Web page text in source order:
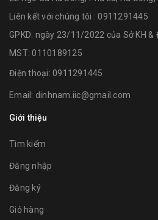
Liên kết với chúng tôi : 0911291445
GPKD: ngày 23/11/2022 của Sở KH &
MST: 0110189125
Điện thoại: 0911291445
Email: dinhnam.iic@gmail.com
Giới thiệu
Tìm kiếm
Đăng nhập
Đăng ký
Giỏ hàng